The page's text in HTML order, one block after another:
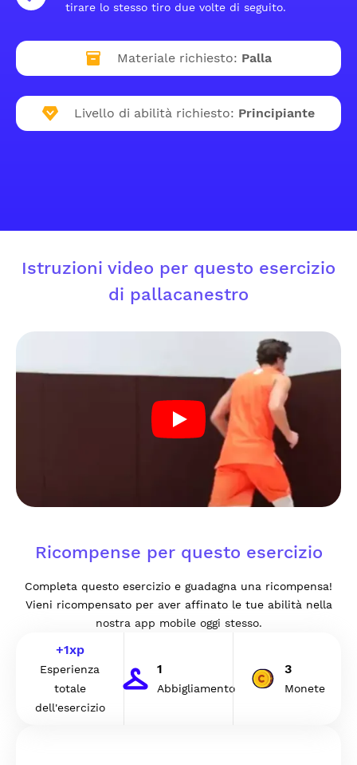
tirare lo stesso tiro due volte di seguito.
Materiale richiesto: Palla
Livello di abilità richiesto: Principiante
Istruzioni video per questo esercizio
di pallacanestro
Ricompense per questo esercizio
Completa questo esercizio e guadagna una ricompensa!
Vieni ricompensato per aver affinato le tue abilità nella
nostra app mobile oggi stesso.
+1xp
Esperienza
totale
dell'esercizio
1
Abbigliamento
3
Monete